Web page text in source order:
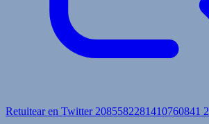
Retuitear en Twitter 2085582281410760841 2